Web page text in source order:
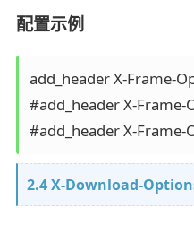
配置示例
add_header X-Frame-
#add_header X-
#add_header X-Frame-
2.4 X-Download-